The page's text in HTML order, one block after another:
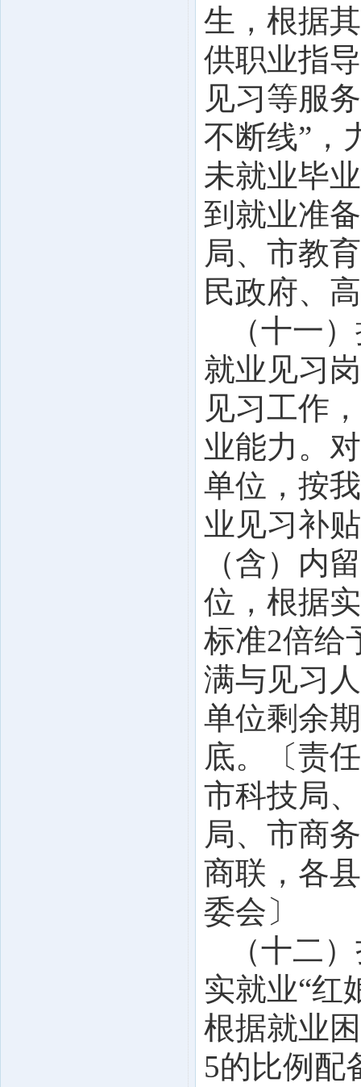
生，根据
供职业指
见习等服
不断线”，
未就业毕
到就业准
局、市教
民政府、
（十一
就业见习
见习工作
业能力。
单位，按
业见习补
（含）内
位，根据
标准2倍给
满与见习
单位剩余
底。〔责
市科技局
局、市商
商联，各
委会〕
（十二
实就业“红
根据就业
5的比例配